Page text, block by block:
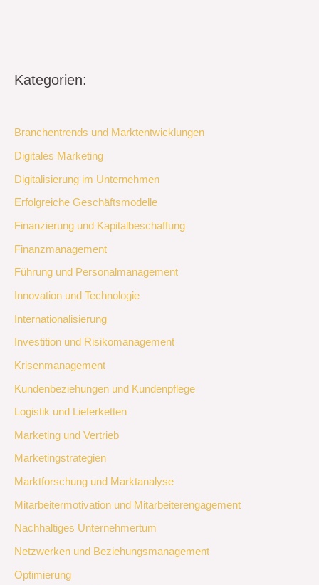
Kategorien:
Branchentrends und Marktentwicklungen
Digitales Marketing
Digitalisierung im Unternehmen
Erfolgreiche Geschäftsmodelle
Finanzierung und Kapitalbeschaffung
Finanzmanagement
Führung und Personalmanagement
Innovation und Technologie
Internationalisierung
Investition und Risikomanagement
Krisenmanagement
Kundenbeziehungen und Kundenpflege
Logistik und Lieferketten
Marketing und Vertrieb
Marketingstrategien
Marktforschung und Marktanalyse
Mitarbeitermotivation und Mitarbeiterengagement
Nachhaltiges Unternehmertum
Netzwerken und Beziehungsmanagement
Optimierung